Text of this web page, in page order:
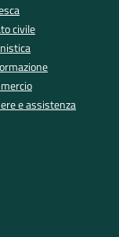
civile
e assistenza